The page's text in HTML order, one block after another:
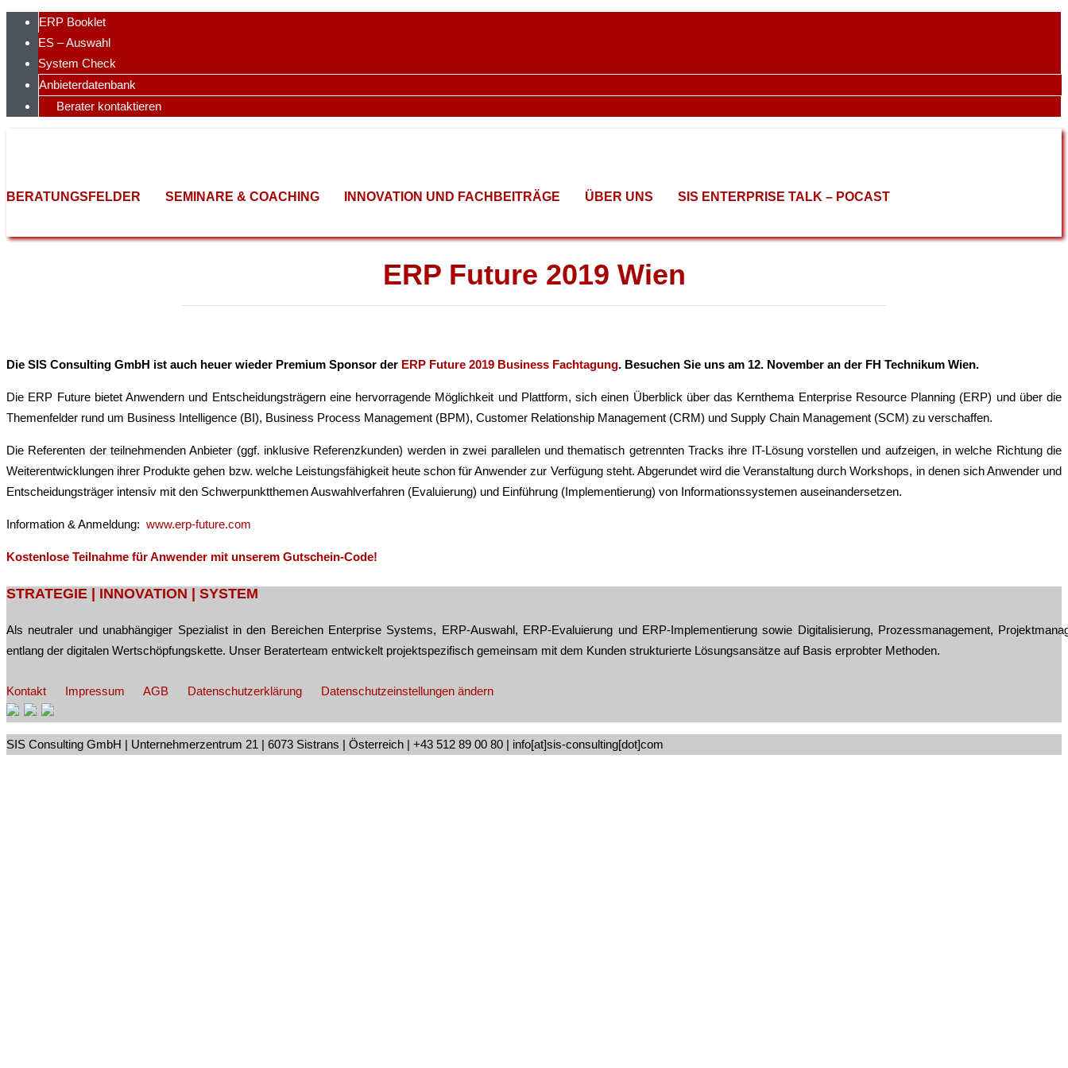
Skip
content
ERP Booklet
ES – Auswahl
System Check
Anbieterdatenbank
Berater kontaktieren
BERATUNGSFELDER SEMINARE & COACHING INNOVATION UND FACHBEITRÄGE ÜBER UNS SIS ENTERPRISE TALK – POCAST
ERP Future 2019 Wien
Die SIS Consulting GmbH ist auch heuer wieder Premium Sponsor der ERP Future 2019 Business Fachtagung. Besuchen Sie uns am 12. November an der FH Technikum Wien.
Die ERP Future bietet Anwendern und Entscheidungsträgern eine hervorragende Möglichkeit und Plattform, sich einen Überblick über das Kernthema Enterprise Resource Planning (ERP) und über die
Themenfelder rund um Business Intelligence (BI), Business Process Management (BPM), Customer Relationship Management (CRM) und Supply Chain Management (SCM) zu verschaffen.
Die Referenten der teilnehmenden Anbieter (ggf. inklusive Referenzkunden) werden in zwei parallelen und thematisch getrennten Tracks ihre IT-Lösung vorstellen und aufzeigen, in welche Richtung die
Weiterentwicklungen ihrer Produkte gehen bzw. welche Leistungsfähigkeit heute schon für Anwender zur Verfügung steht. Abgerundet wird die Veranstaltung durch Workshops, in denen sich Anwender und
Entscheidungsträger intensiv mit den Schwerpunktthemen Auswahlverfahren (Evaluierung) und Einführung (Implementierung) von Informationssystemen auseinandersetzen.
Information & Anmeldung: www.erp-future.com
Kostenlose Teilnahme für Anwender mit unserem Gutschein-Code!
Post
navigation
STRATEGIE | INNOVATION | SYSTEM
Als neutraler und unabhängiger Spezialist in den Bereichen Enterprise Systems, ERP-Auswahl, ERP-Evaluierung und ERP-Implementierung sowie Digitalisierung, Prozessmanagement,
entlang der digitalen Wertschöpfungskette. Unser Beraterteam entwickelt projektspezifisch gemeinsam mit dem Kunden strukturierte Lösungsansätze auf Basis erprobter Methoden.
Kontakt Impressum AGB Datenschutzerklärung Datenschutzeinstellungen ändern
SIS Consulting GmbH | Unternehmerzentrum 21 | 6073 Sistrans | Österreich | +43 512 89 00 80 | info[at]sis-consulting[dot]com